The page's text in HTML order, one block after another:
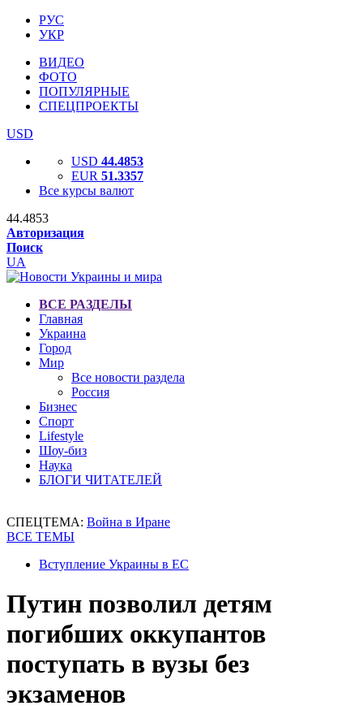
РУС
УКР
ВИДЕО
ФОТО
ПОПУЛЯРНЫЕ
СПЕЦПРОЕКТЫ
USD
USD 44.4853
EUR 51.3357
Все курсы валют
44.4853
Авторизация
Поиск
UA
ВСЕ РАЗДЕЛЫ
Главная
Украина
Город
Мир
Все новости раздела
Россия
Бизнес
Спорт
Lifestyle
Шоу-биз
Наука
БЛОГИ ЧИТАТЕЛЕЙ
СПЕЦТЕМА: Война в Иране
ВСЕ ТЕМЫ
Вступление Украины в ЕС
Путин позволил детям
погибших оккупантов
поступать в вузы без
экзаменов